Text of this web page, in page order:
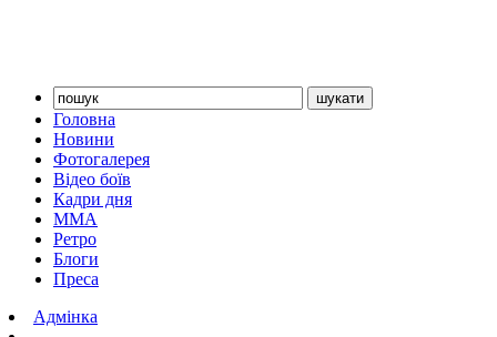
Головна
Новини
Фотогалерея
Відео боїв
Кадри дня
ММА
Ретро
Блоги
Преса
Адмінка